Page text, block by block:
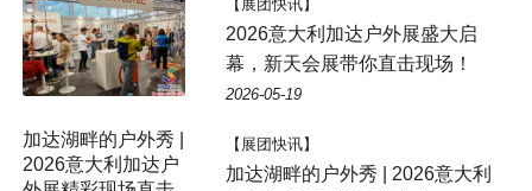
【展团快讯】
2026意大利加达户外展盛大启
幕，新天会展带你直击现场！
2026-05-19
【展团快讯】
加达湖畔的户外秀 | 2026意大利